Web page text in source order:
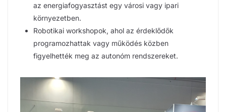
az energiafogyasztást egy városi vagy ipari
környezetben.
Robotikai workshopok, ahol az érdeklődők
programozhattak vagy működés közben
figyelhették meg az autonóm rendszereket.